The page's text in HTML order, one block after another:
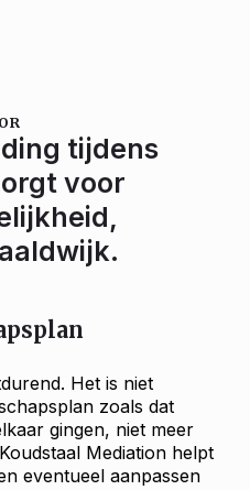
tijdens
voor
Het is niet
zoals dat
gingen, niet meer
Mediation helpt
eventueel aanpassen